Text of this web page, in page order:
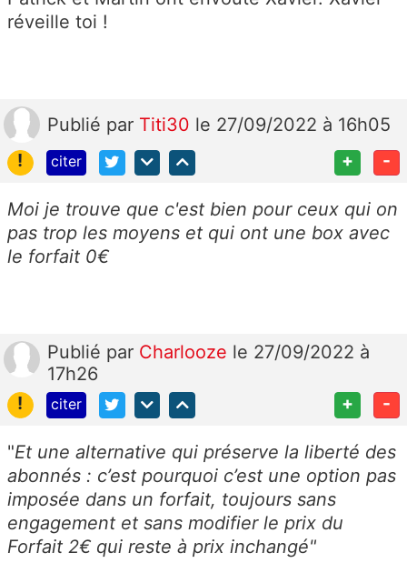
réveille toi !
Publié par Titi30 le 27/09/2022 à 16h05
!
citer + -
Moi je trouve que c'est bien pour ceux qui on
pas trop les moyens et qui ont une box avec
le forfait 0€
Publié par Charlooze le 27/09/2022 à
17h26
!
citer + -
"Et une alternative qui préserve la liberté des
abonnés : c’est pourquoi c’est une option pas
imposée dans un forfait, toujours sans
engagement et sans modifier le prix du
Forfait 2€ qui reste à prix inchangé"